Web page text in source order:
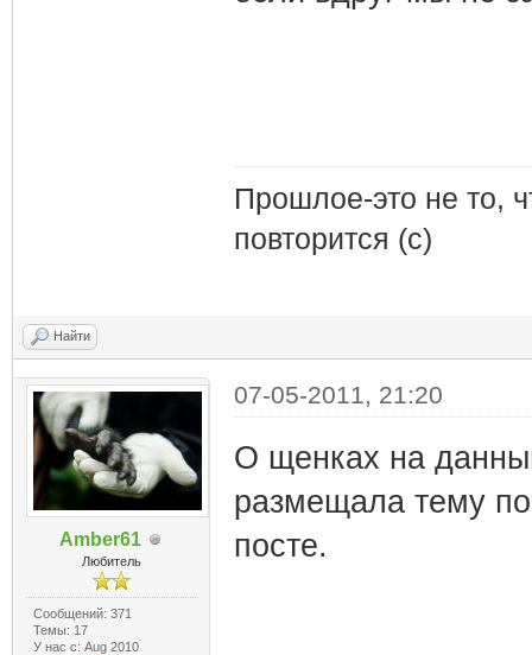
Прошлое-это не то,
повторится (с)
Найти
Amber61
Любитель
Сообщений: 371
Темы: 17
У нас с: Aug 2010
07-05-2011, 21:20
О щенках на
размещала тему
посте.